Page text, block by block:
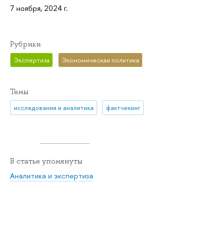
7 ноября, 2024 г.
Рубрики
Экспертиза Экономическая политика
Темы
исследования и аналитика фактчекинг
В статье упомянуты
Аналитика и экспертиза